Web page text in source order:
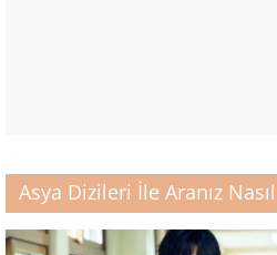
Asya Dizileri İle Aranız Nasıl